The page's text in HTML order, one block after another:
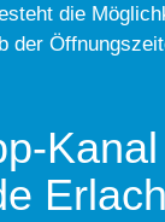
die
der
Kanal
Erlach